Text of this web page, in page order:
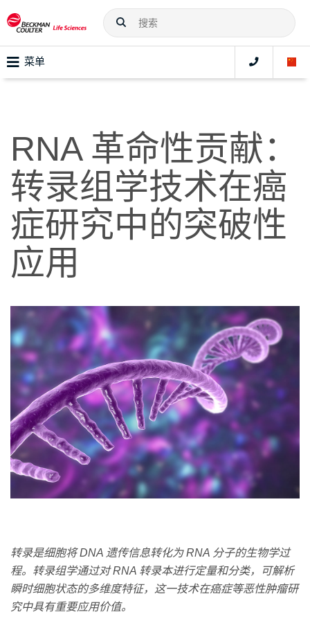
菜单
RNA 革命性贡献：
转录组学技术在癌
症研究中的突破性
应用
转录是细胞将 DNA 遗传信息转化为 RNA 分子的生物学过
程。转录组学通过对 RNA 转录本进行定量和分类，可解析
瞬时细胞状态的多维度特征，这一技术在癌症等恶性肿瘤研
究中具有重要应用价值。